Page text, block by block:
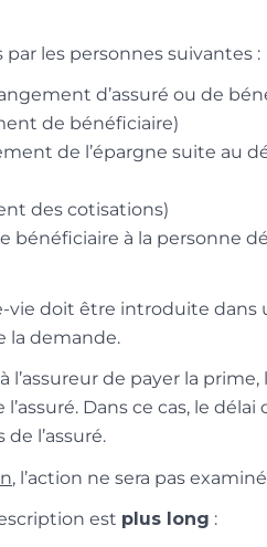
les personnes suivantes :
d’assuré ou de
de bénéficiaire)
de l’épargne suite au
des cotisations)
à la personne
vie doit être introduite dans
la demande.
de payer la prime,
Dans ce cas, le délai
l’assuré.
, l’action ne sera pas
est plus long :